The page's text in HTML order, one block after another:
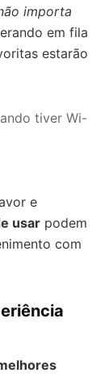
importa
em fila
estarão
tiver Wi-
e
usar podem
com